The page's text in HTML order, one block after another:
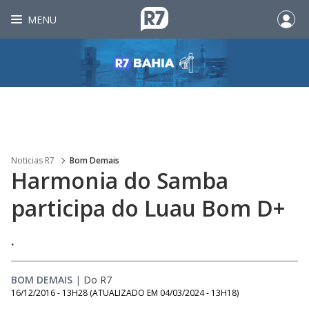
MENU
Noticias R7 Bom Demais
Harmonia do Samba
participa do Luau Bom D+
.
BOM DEMAIS | Do R7
16/12/2016 - 13H28 (ATUALIZADO EM 04/03/2024 - 13H18)